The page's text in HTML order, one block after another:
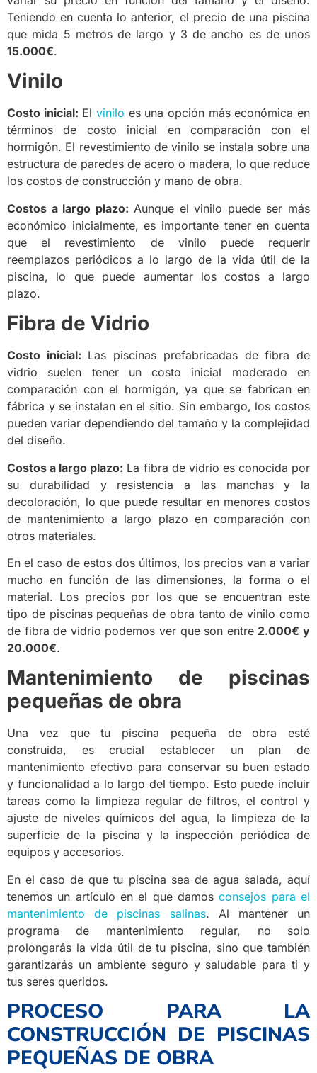
Teniendo en cuenta lo anterior, el precio de una piscina
que mida 5 metros de largo y 3 de ancho es de unos
15.000€.
Vinilo
Costo inicial: Elvinilo es una opción más económica en
términos de costo inicial en comparación con el
hormigón. El revestimiento de vinilo se instala sobre una
estructura de paredes de acero o madera, lo que reduce
los costos de construcción y mano de obra.
Costos a largo plazo: Aunque el vinilo puede ser más
económico inicialmente, es importante tener en cuenta
que el revestimiento de vinilo puede requerir
reemplazos periódicos a lo largo de la vida útil de la
piscina, lo que puede aumentar los costos a largo
plazo.
Fibra de Vidrio
Costo inicial: Las piscinas prefabricadas de fibra de
vidrio suelen tener un costo inicial moderado en
comparación con el hormigón, ya que se fabrican en
fábrica y se instalan en el sitio. Sin embargo, los costos
pueden variar dependiendo del tamaño y la complejidad
del diseño.
Costos a largo plazo: La fibra de vidrio es conocida por
su durabilidad y resistencia a las manchas y la
decoloración, lo que puede resultar en menores costos
de mantenimiento a largo plazo en comparación con
otros materiales.
En el caso de estos dos últimos, los precios van a variar
mucho en función de las dimensiones, la forma o el
material. Los precios por los que se encuentran este
tipo de piscinas pequeñas de obra tanto de vinilo como
de fibra de vidrio podemos ver que son entre 2.000€ y
20.000€.
Mantenimiento de piscinas
pequeñas de obra
Una vez que tu piscina pequeña de obra esté
construida, es crucial establecer un plan de
mantenimiento efectivo para conservar su buen estado
y funcionalidad a lo largo del tiempo. Esto puede incluir
tareas como la limpieza regular de filtros, el control y
ajuste de niveles químicos del agua, la limpieza de la
superficie de la piscina y la inspección periódica de
equipos y accesorios.
En el caso de que tu piscina sea de agua salada, aquí
tenemos un artículo en el que damosconsejos para el
mantenimiento de piscinas salinas. Al mantener un
programa de mantenimiento regular, no solo
prolongarás la vida útil de tu piscina, sino que también
garantizarás un ambiente seguro y saludable para ti y
tus seres queridos.
PROCESO PARA LA
CONSTRUCCIÓN DE PISCINAS
PEQUEÑAS DE OBRA